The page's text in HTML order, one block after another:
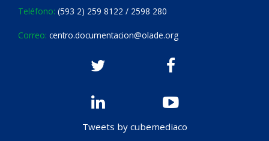
Teléfono: (593 2) 259 8122 / 2598 280
Correo: centro.documentacion@olade.org
Tweets by cubemediaco